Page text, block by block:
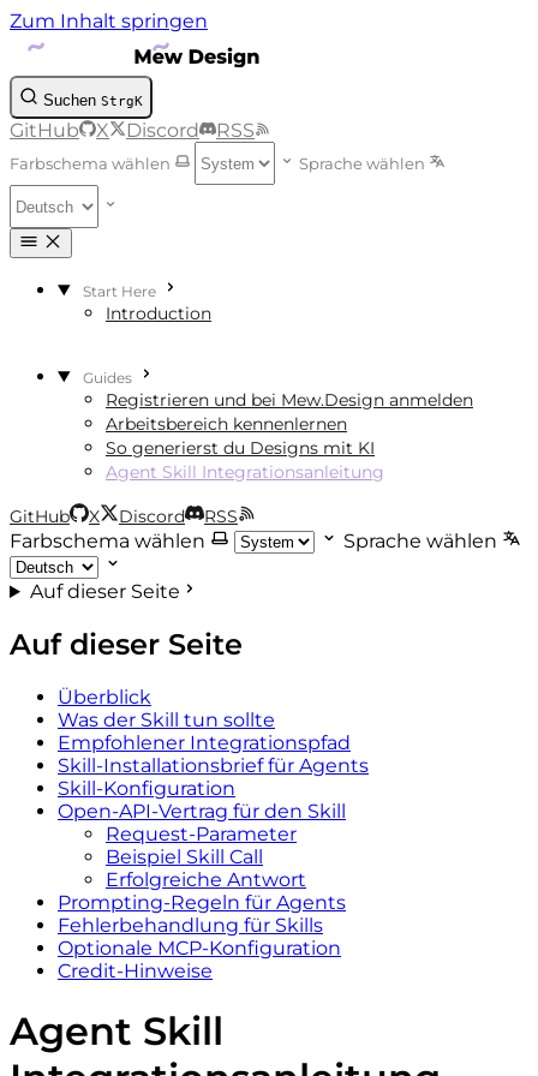
Zum Inhalt springen
Suchen StrgK
GitHub X Discord RSS
Farbschema wählen Sprache wählen
Start Here
Introduction
Guides
Registrieren und bei Mew.Design anmelden
Arbeitsbereich kennenlernen
So generierst du Designs mit KI
Agent Skill Integrationsanleitung
GitHub X Discord RSS
Farbschema wählen Sprache wählen
Auf dieser Seite
Auf dieser Seite
Überblick
Was der Skill tun sollte
Empfohlener Integrationspfad
Skill-Installationsbrief für Agents
Skill-Konfiguration
Open-API-Vertrag für den Skill
Request-Parameter
Beispiel Skill Call
Erfolgreiche Antwort
Prompting-Regeln für Agents
Fehlerbehandlung für Skills
Optionale MCP-Konfiguration
Credit-Hinweise
Agent Skill